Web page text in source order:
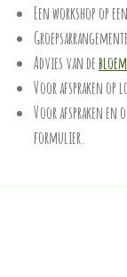
Een workshop op
Advies van de
Voor afspraken op
Voor afspraken en
formulier.